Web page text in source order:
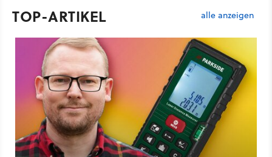
TOP-ARTIKEL alle anzeigen